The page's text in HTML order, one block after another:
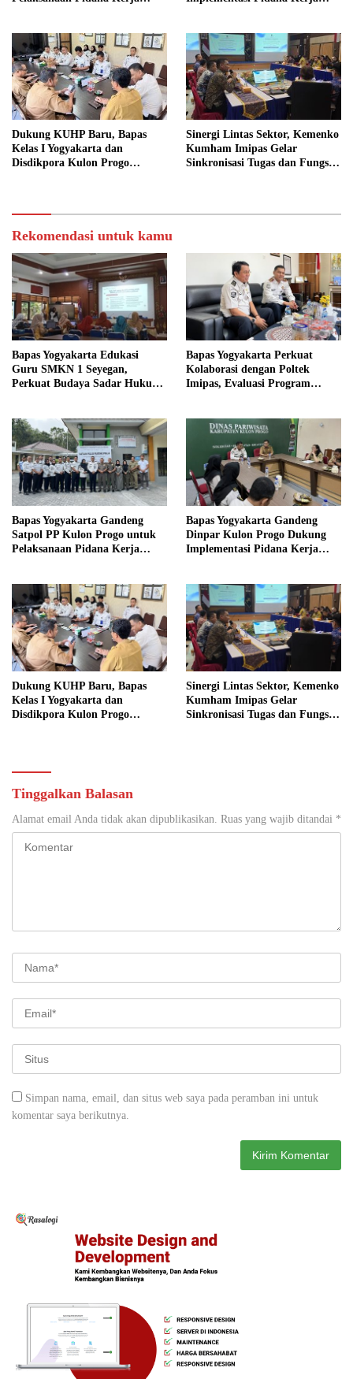
Dukung KUHP Baru, Bapas
Kelas I Yogyakarta dan
Disdikpora Kulon Progo
Sinergi Lintas Sektor, Kemenko
Kumham Imipas Gelar
Sinkronisasi Tugas dan Fungsi
Rekomendasi untuk kamu
Bapas Yogyakarta Edukasi
Guru SMKN 1 Seyegan,
Perkuat Budaya Sadar Hukum
Bapas Yogyakarta Perkuat
Kolaborasi dengan Poltek
Imipas, Evaluasi Program
Bapas Yogyakarta Gandeng
Satpol PP Kulon Progo untuk
Pelaksanaan Pidana Kerja
Bapas Yogyakarta Gandeng
Dinpar Kulon Progo Dukung
Implementasi Pidana Kerja
Dukung KUHP Baru, Bapas
Kelas I Yogyakarta dan
Disdikpora Kulon Progo
Sinergi Lintas Sektor, Kemenko
Kumham Imipas Gelar
Sinkronisasi Tugas dan Fungsi
Tinggalkan Balasan
Alamat email Anda tidak akan dipublikasikan. Ruas yang wajib ditandai *
Simpan nama, email, dan situs web saya pada peramban ini untuk
komentar saya berikutnya.